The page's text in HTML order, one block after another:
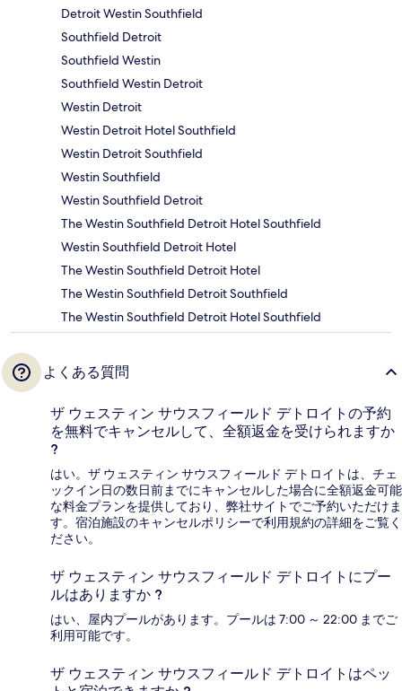
Detroit Westin Southfield
Southfield Detroit
Southfield Westin
Southfield Westin Detroit
Westin Detroit
Westin Detroit Hotel Southfield
Westin Detroit Southfield
Westin Southfield
Westin Southfield Detroit
The Westin Southfield Detroit Hotel Southfield
Westin Southfield Detroit Hotel
The Westin Southfield Detroit Hotel
The Westin Southfield Detroit Southfield
The Westin Southfield Detroit Hotel Southfield
よくある質問
ザ ウェスティン サウスフィールド デトロイトの予約
を無料でキャンセルして、全額返金を受けられますか
?
はい。ザ ウェスティン サウスフィールド デトロイトは、チェ
ックイン日の数日前までにキャンセルした場合に全額返金可能
な料金プランを提供しており、弊社サイトでご予約いただけま
す。宿泊施設のキャンセルポリシーで利用規約の詳細をご覧く
ださい。
ザ ウェスティン サウスフィールド デトロイトにプー
ルはありますか ?
はい、屋内プールがあります。プールは 7:00 ～ 22:00 までご
利用可能です。
ザ ウェスティン サウスフィールド デトロイトはペッ